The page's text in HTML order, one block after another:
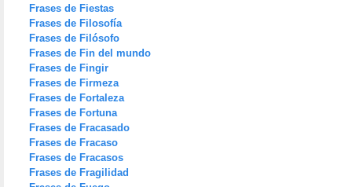
Frases de Fiestas
Frases de Filosofía
Frases de Filósofo
Frases de Fin del mundo
Frases de Fingir
Frases de Firmeza
Frases de Fortaleza
Frases de Fortuna
Frases de Fracasado
Frases de Fracaso
Frases de Fracasos
Frases de Fragilidad